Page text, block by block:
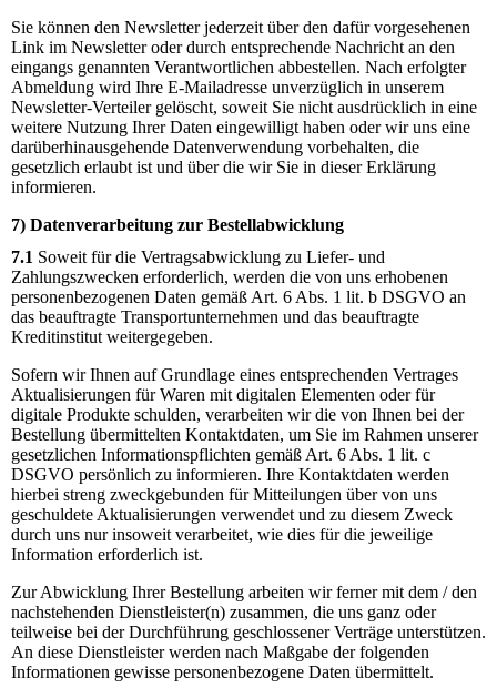
Sie können den Newsletter jederzeit über den dafür vorgesehenen
Link im Newsletter oder durch entsprechende Nachricht an den
eingangs genannten Verantwortlichen abbestellen. Nach erfolgter
Abmeldung wird Ihre E-Mailadresse unverzüglich in unserem
Newsletter-Verteiler gelöscht, soweit Sie nicht ausdrücklich in eine
weitere Nutzung Ihrer Daten eingewilligt haben oder wir uns eine
darüberhinausgehende Datenverwendung vorbehalten, die
gesetzlich erlaubt ist und über die wir Sie in dieser Erklärung
informieren.
7) Datenverarbeitung zur Bestellabwicklung
7.1 Soweit für die Vertragsabwicklung zu Liefer- und
Zahlungszwecken erforderlich, werden die von uns erhobenen
personenbezogenen Daten gemäß Art. 6 Abs. 1 lit. b DSGVO an
das beauftragte Transportunternehmen und das beauftragte
Kreditinstitut weitergegeben.
Sofern wir Ihnen auf Grundlage eines entsprechenden Vertrages
Aktualisierungen für Waren mit digitalen Elementen oder für
digitale Produkte schulden, verarbeiten wir die von Ihnen bei der
Bestellung übermittelten Kontaktdaten, um Sie im Rahmen unserer
gesetzlichen Informationspflichten gemäß Art. 6 Abs. 1 lit. c
DSGVO persönlich zu informieren. Ihre Kontaktdaten werden
hierbei streng zweckgebunden für Mitteilungen über von uns
geschuldete Aktualisierungen verwendet und zu diesem Zweck
durch uns nur insoweit verarbeitet, wie dies für die jeweilige
Information erforderlich ist.
Zur Abwicklung Ihrer Bestellung arbeiten wir ferner mit dem / den
nachstehenden Dienstleister(n) zusammen, die uns ganz oder
teilweise bei der Durchführung geschlossener Verträge unterstützen.
An diese Dienstleister werden nach Maßgabe der folgenden
Informationen gewisse personenbezogene Daten übermittelt.